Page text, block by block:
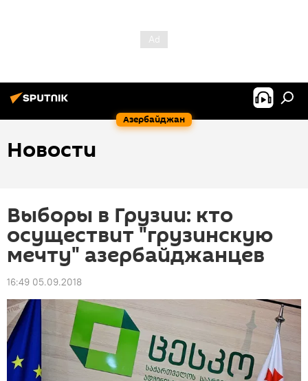
Азербайджан
Новости
Выборы в Грузии: кто
осуществит "грузинскую
мечту" азербайджанцев
16:49 05.09.2018